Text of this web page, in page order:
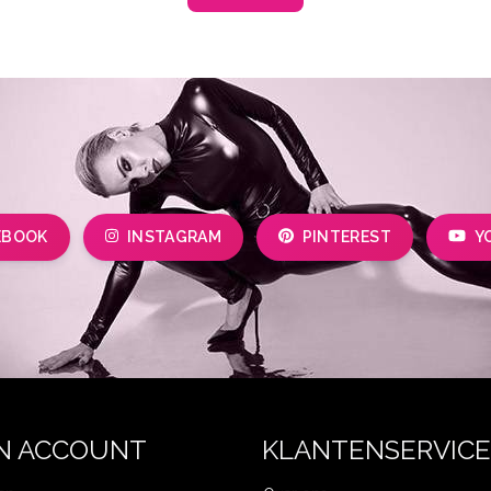
INSTAGRAM PINTEREST
ACCOUNT KLANTENSERVICE